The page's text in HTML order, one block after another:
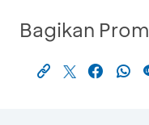
Bagikan